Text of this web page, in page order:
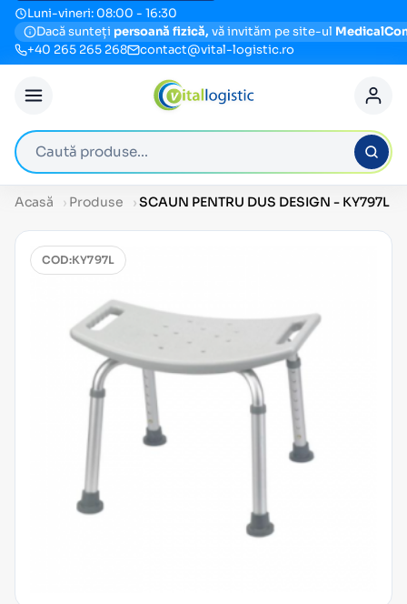
Luni-vineri: 08:00 - 16:30
Dacă sunteți persoană fizică, vă invităm pe site-ul
+40 265 265 268
contact@vital-logistic.ro
Caută produse
Acasă Produse SCAUN PENTRU DUS DESIGN - KY797L
COD:KY797L